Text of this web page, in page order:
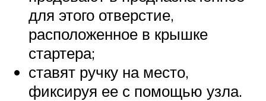
для этого отверстие,
расположенное в крышке
стартера;
ставят ручку на место,
фиксируя ее с помощью узла.